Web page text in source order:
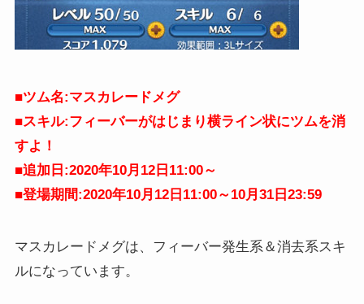
■ツム名:マスカレードメグ
■スキル:フィーバーがはじまり横ライン状にツムを消
すよ！
■追加日:2020年10月12日11:00～
■登場期間:2020年10月12日11:00～10月31日23:59
マスカレードメグは、フィーバー発生系＆消去系スキ
ルになっています。